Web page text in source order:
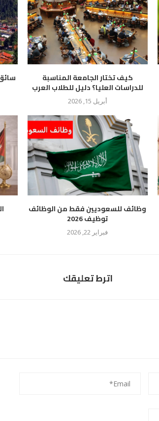
كيف تختار الجامعة المناسبة
للدراسات العليا؟ دليل للطلاب العرب
أبريل 15, 2026
وظائف للسعوديين فقط من الوظائف
توظيف 2026
فبراير 22, 2026
اترط تعليقك